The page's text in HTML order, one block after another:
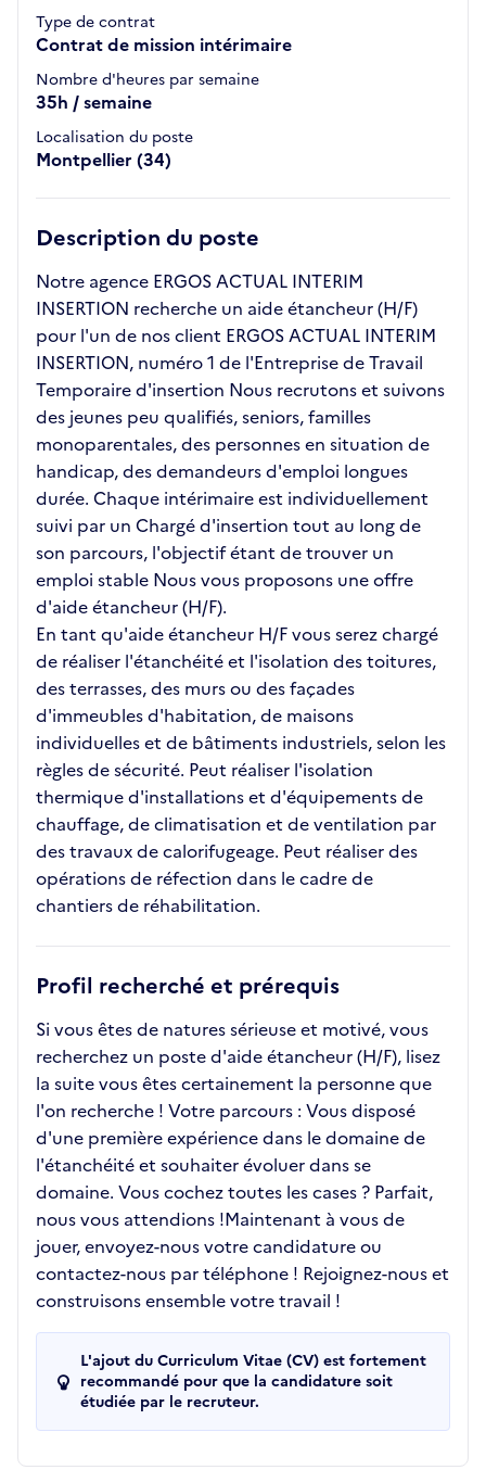
Type de contrat
Contrat de mission intérimaire
Nombre d'heures par semaine
35h / semaine
Localisation du poste
Montpellier (34)
Description du poste
Notre agence ERGOS ACTUAL INTERIM
INSERTION recherche un aide étancheur (H/F)
pour l'un de nos client ERGOS ACTUAL INTERIM
INSERTION, numéro 1 de l'Entreprise de Travail
Temporaire d'insertion Nous recrutons et suivons
des jeunes peu qualifiés, seniors, familles
monoparentales, des personnes en situation de
handicap, des demandeurs d'emploi longues
durée. Chaque intérimaire est individuellement
suivi par un Chargé d'insertion tout au long de
son parcours, l'objectif étant de trouver un
emploi stable Nous vous proposons une offre
d'aide étancheur (H/F).
En tant qu'aide étancheur H/F vous serez chargé
de réaliser l'étanchéité et l'isolation des toitures,
des terrasses, des murs ou des façades
d'immeubles d'habitation, de maisons
individuelles et de bâtiments industriels, selon les
règles de sécurité. Peut réaliser l'isolation
thermique d'installations et d'équipements de
chauffage, de climatisation et de ventilation par
des travaux de calorifugeage. Peut réaliser des
opérations de réfection dans le cadre de
chantiers de réhabilitation.
Profil recherché et prérequis
Si vous êtes de natures sérieuse et motivé, vous
recherchez un poste d'aide étancheur (H/F), lisez
la suite vous êtes certainement la personne que
l'on recherche ! Votre parcours : Vous disposé
d'une première expérience dans le domaine de
l'étanchéité et souhaiter évoluer dans se
domaine. Vous cochez toutes les cases ? Parfait,
nous vous attendions !Maintenant à vous de
jouer, envoyez-nous votre candidature ou
contactez-nous par téléphone ! Rejoignez-nous et
construisons ensemble votre travail !
L'ajout du Curriculum Vitae (CV) est fortement
recommandé pour que la candidature soit
étudiée par le recruteur.